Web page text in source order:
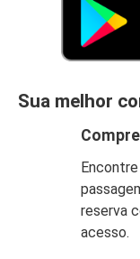
Sua melhor
reserva
acesso.